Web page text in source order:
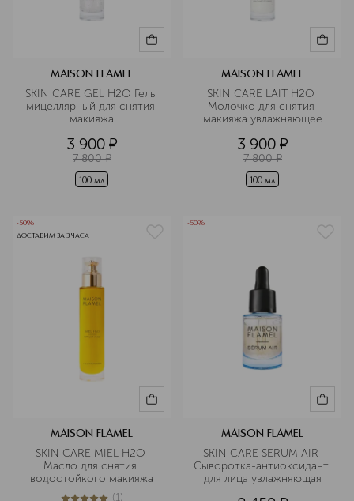
MAISON FLAMEL
SKIN CARE GEL H2O Гель
мицеллярный для снятия
макияжа
3 900 ¤
7 800 ¤
100 мл
MAISON FLAMEL
SKIN CARE LAIT H2O
Молочко для снятия
макияжа увлажняющее
3 900 ¤
7 800 ¤
100 мл
-50%
ДОСТАВИМ ЗА 3 ЧАСА
MAISON FLAMEL
SKIN CARE MIEL H2O
Масло для снятия
водостойкого макияжа
(1)
-50%
MAISON FLAMEL
SKIN CARE SERUM AIR
Сыворотка-антиоксидант
для лица увлажняющая